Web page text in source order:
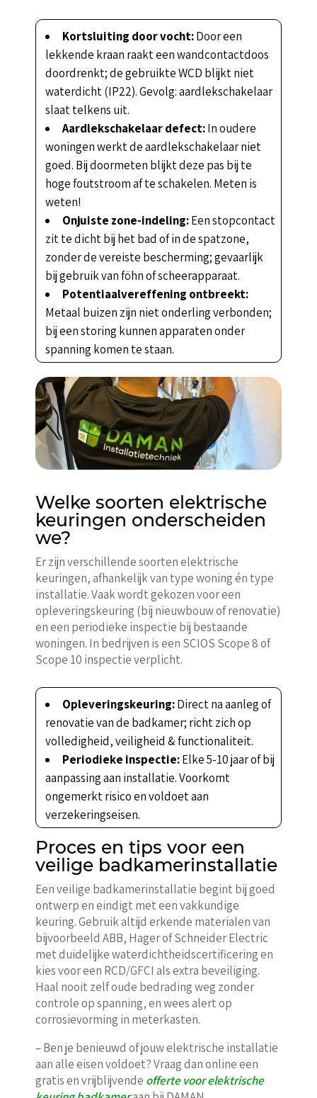
Kortsluiting door vocht:Door een
lekkende kraan raakt een wandcontactdoos
doordrenkt; de gebruikte WCD blijkt niet
waterdicht (IP22). Gevolg: aardlekschakelaar
slaat telkens uit.
Aardlekschakelaar defect:In oudere
woningen werkt de aardlekschakelaar niet
goed. Bij doormeten blijkt deze pas bij te
hoge foutstroom af te schakelen. Meten is
weten!
Onjuiste zone-indeling:Een stopcontact
zit te dicht bij het bad of in de spatzone,
zonder de vereiste bescherming; gevaarlijk
bij gebruik van föhn of scheerapparaat.
Potentiaalvereffening ontbreekt:
Metaal buizen zijn niet onderling verbonden;
bij een storing kunnen apparaten onder
spanning komen te staan.
Welke soorten elektrische
keuringen onderscheiden
we?
Er zijn verschillende soorten elektrische
keuringen, afhankelijk van type woning én type
installatie. Vaak wordt gekozen voor een
opleveringskeuring (bij nieuwbouw of renovatie)
en een periodieke inspectie bij bestaande
woningen. In bedrijven is een SCIOS Scope 8 of
Scope 10 inspectie verplicht.
Opleveringskeuring:Direct na aanleg of
renovatie van de badkamer; richt zich op
volledigheid, veiligheid & functionaliteit.
Periodieke inspectie:Elke 5-10 jaar of bij
aanpassing aan installatie. Voorkomt
ongemerkt risico en voldoet aan
verzekeringseisen.
Proces en tips voor een
veilige badkamerinstallatie
Een veilige badkamerinstallatie begint bij goed
ontwerp en eindigt met een vakkundige
keuring. Gebruik altijd erkende materialen van
bijvoorbeeld ABB, Hager of Schneider Electric
met duidelijke waterdichtheidscertificering en
kies voor een RCD/GFCI als extra beveiliging.
Haal nooit zelf oude bedrading weg zonder
controle op spanning, en wees alert op
corrosievorming in meterkasten.
– Ben je benieuwd of jouw elektrische installatie
aan alle eisen voldoet? Vraag dan online een
gratis en vrijblijvende offerte voor elektrische